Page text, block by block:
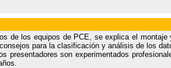
de los equipos de PCE, se explica el montaje
para la clasificación y análisis de los
presentadores son experimentados